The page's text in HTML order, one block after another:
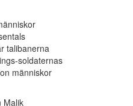
talibanerna
soldaternas
människor
Malik